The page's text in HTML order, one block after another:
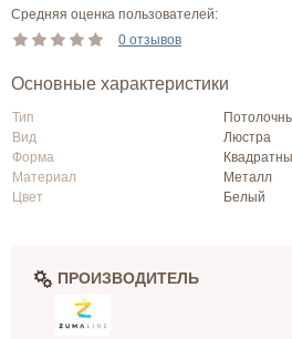
Средняя оценка пользователей:
0 отзывов
Основные характеристики
Тип
Вид
Люстра
Форма
Материал
Металл
Цвет
Белый
ПРОИЗВОДИТЕЛЬ